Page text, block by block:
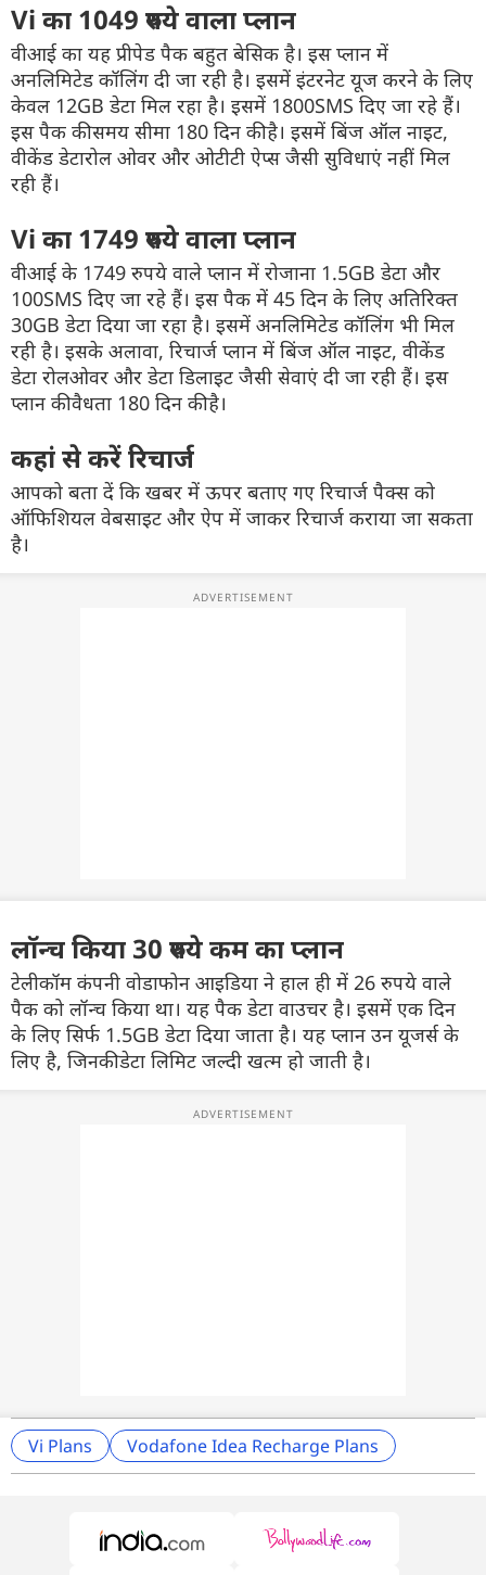
Vi का 1049 रुपये वाला प्लान
वीआई का यह प्रीपेड पैक बहुत बेसिक है। इस प्लान में
अनलिमिटेड कॉलिंग दी जा रही है। इसमें इंटरनेट यूज करने के लिए
केवल 12GB डेटा मिल रहा है। इसमें 1800SMS दिए जा रहे हैं।
इस पैक की समय सीमा 180 दिन की है। इसमें बिंज ऑल नाइट,
वीकेंड डेटारोल ओवर और ओटीटी ऐप्स जैसी सुविधाएं नहीं मिल
रही हैं।
Vi का 1749 रुपये वाला प्लान
वीआई के 1749 रुपये वाले प्लान में रोजाना 1.5GB डेटा और
100SMS दिए जा रहे हैं। इस पैक में 45 दिन के लिए अतिरिक्त
30GB डेटा दिया जा रहा है। इसमें अनलिमिटेड कॉलिंग भी मिल
रही है। इसके अलावा, रिचार्ज प्लान में बिंज ऑल नाइट, वीकेंड
डेटा रोलओवर और डेटा डिलाइट जैसी सेवाएं दी जा रही हैं। इस
प्लान की वैधता 180 दिन की है।
कहां से करें रिचार्ज
आपको बता दें कि खबर में ऊपर बताए गए रिचार्ज पैक्स को
ऑफिशियल वेबसाइट और ऐप में जाकर रिचार्ज कराया जा सकता
है।
लॉन्च किया 30 रुपये कम का प्लान
टेलीकॉम कंपनी वोडाफोन आइडिया ने हाल ही में 26 रुपये वाले
पैक को लॉन्च किया था। यह पैक डेटा वाउचर है। इसमें एक दिन
के लिए सिर्फ 1.5GB डेटा दिया जाता है। यह प्लान उन यूजर्स के
लिए है, जिनकी डेटा लिमिट जल्दी खत्म हो जाती है।
Vi Plans Vodafone Idea Recharge Plans